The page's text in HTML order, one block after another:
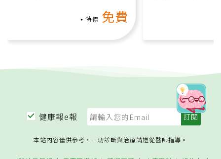
特價 免費
健康報e報
本站內容僅供參考，一切診斷與治療請遵從醫師指導。